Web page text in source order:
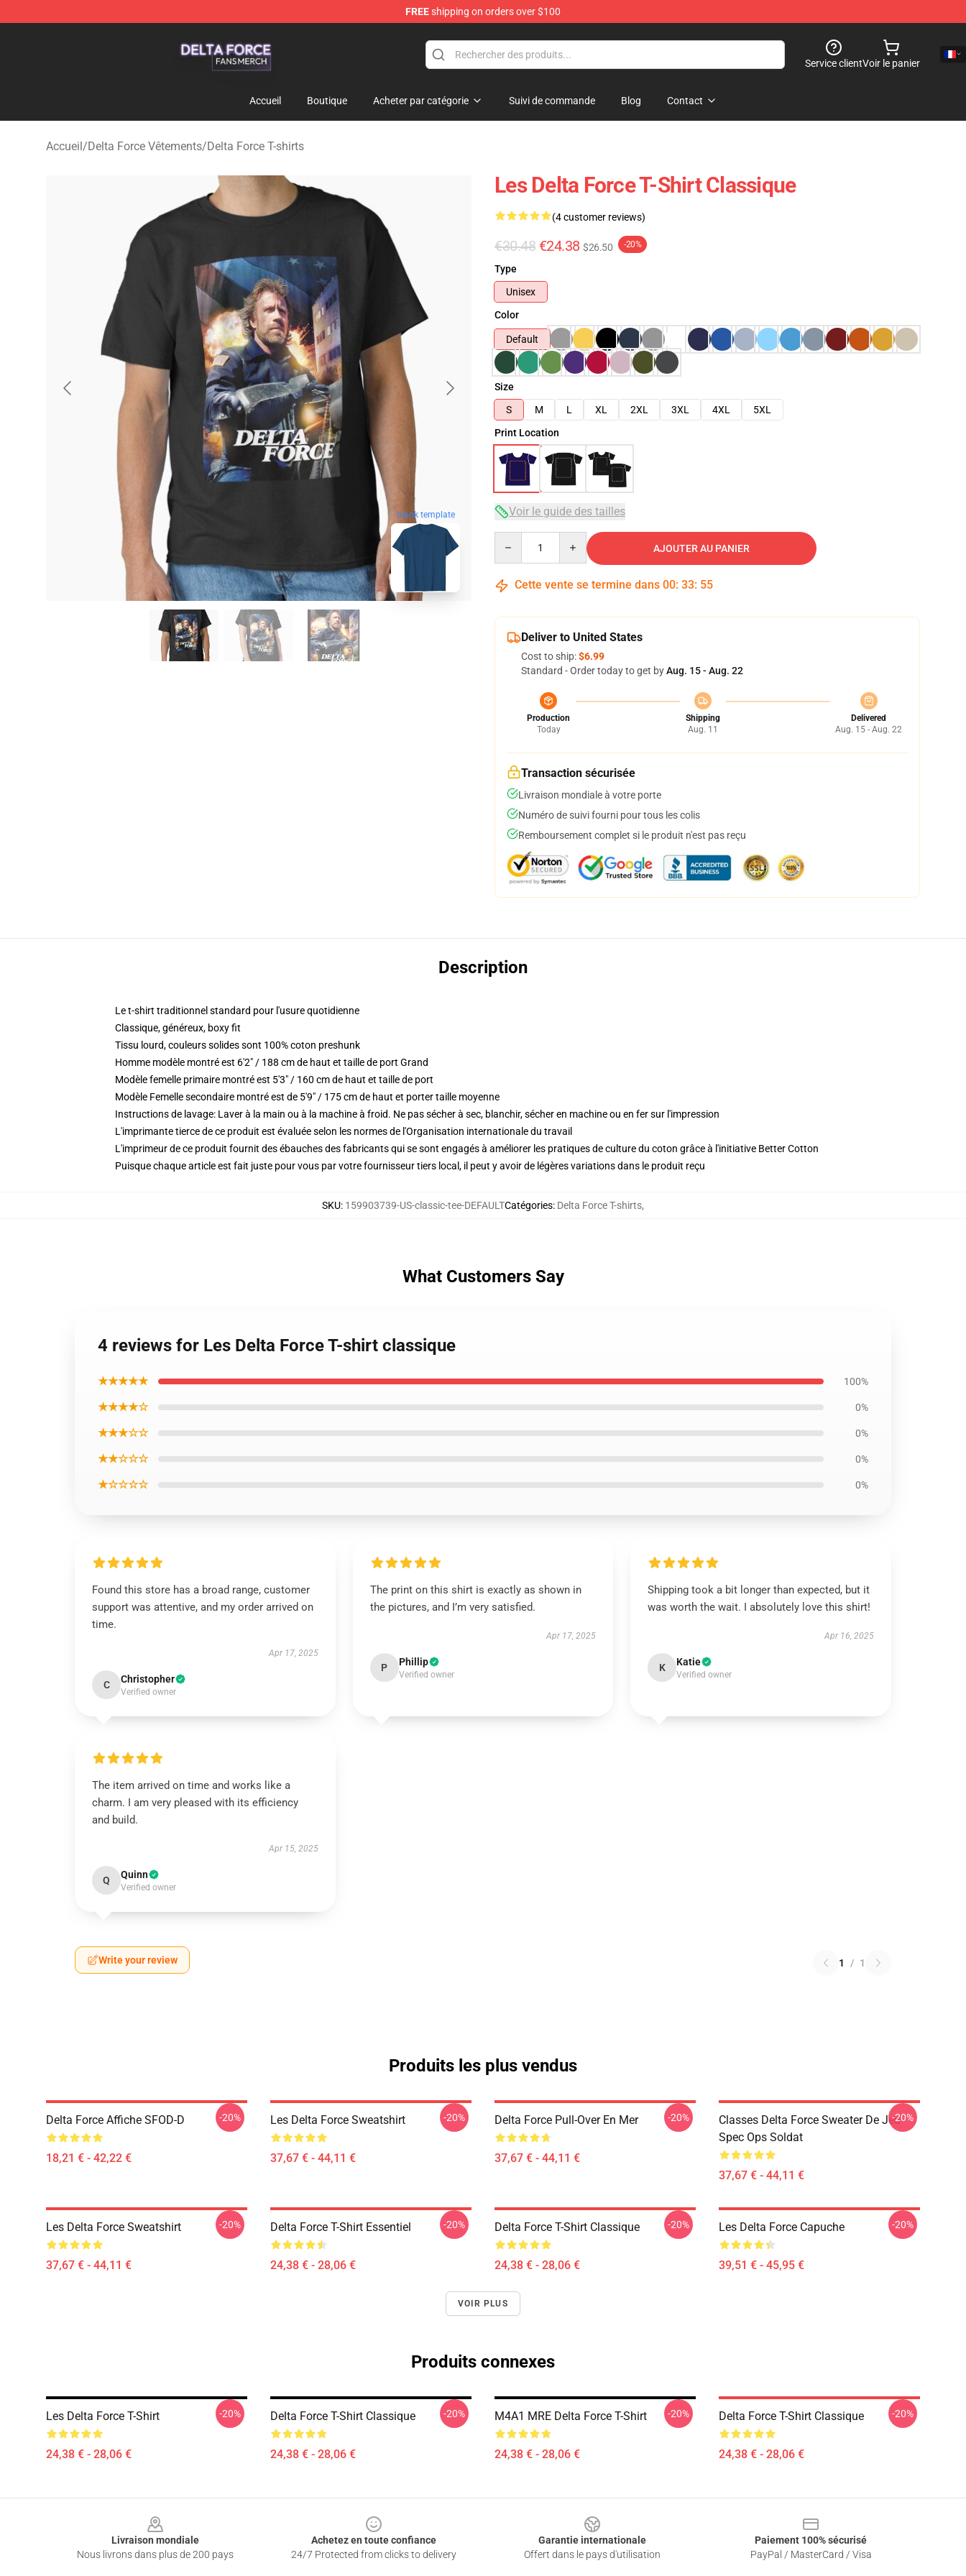
FREEshipping on orders over $100
Service clientVoir le panier
Accueil Boutique Acheter par catégorie Suivi de commande Blog Contact
Accueil/Delta Force Vêtements/Delta Force T-shirts
blank template
Les Delta Force T-Shirt Classique
(4 customer reviews)
€30.48 €24.38 $26.50 -20%
Type
Unisex
Color
Default
Size
S
M L XL 2XL 3XL 4XL
5XL
Print Location
Voir le guide des tailles
AJOUTER AU PANIER
Cette vente se termine dans 00: 33: 54
Deliver to United States
Cost to ship:$6.99
Standard - Order today to get byAug. 15 - Aug. 22
Production
Today
Shipping
Aug. 11
Delivered
Aug. 15 - Aug. 22
Transaction sécurisée
Livraison mondiale à votre porte
Numéro de suivi fourni pour tous les colis
Remboursement complet si le produit n'est pas reçu
Description
Le t-shirt traditionnel standard pour l'usure quotidienne
Classique, généreux, boxy fit
Tissu lourd, couleurs solides sont 100% coton preshunk
Homme modèle montré est 6'2" / 188 cm de haut et taille de port Grand
Modèle femelle primaire montré est 5'3" / 160 cm de haut et taille de port
Modèle Femelle secondaire montré est de 5'9" / 175 cm de haut et porter taille moyenne
Instructions de lavage: Laver à la main ou à la machine à froid. Ne pas sécher à sec, blanchir, sécher en machine ou en fer sur l'impression
L'imprimante tierce de ce produit est évaluée selon les normes de l'Organisation internationale du travail
L'imprimeur de ce produit fournit des ébauches des fabricants qui se sont engagés à améliorer les pratiques de culture du coton grâce à l'initiative Better Cotton
Puisque chaque article est fait juste pour vous par votre fournisseur tiers local, il peut y avoir de légères variations dans le produit reçu
SKU: 159903739-US-classic-tee-DEFAULTCatégories: Delta Force T-shirts,
What Customers Say
4 reviews for Les Delta Force T-shirt classique
★★★★★ 100%
★★★★☆ 0%
★★★☆☆ 0%
★★☆☆☆ 0%
★☆☆☆☆ 0%
Found this store has a broad range, customer
support was attentive, and my order arrived on
time.
Apr 17, 2025
C Christopher
Verified owner
The print on this shirt is exactly as shown in
the pictures, and I’m very satisfied.
Apr 17, 2025
P Phillip
Verified owner
Shipping took a bit longer than expected, but it
was worth the wait. I absolutely love this shirt!
Apr 16, 2025
K Katie
Verified owner
The item arrived on time and works like a
charm. I am very pleased with its efficiency
and build.
Apr 15, 2025
Q Quinn
Verified owner
Write your review 1 / 1
Produits les plus vendus
Delta Force Affiche SFOD-D
18,21 € - 42,22 €
-20% Les Delta Force Sweatshirt
37,67 € - 44,11 €
-20% Delta Force Pull-Over En Mer
37,67 € - 44,11 €
-20%
Classes Delta Force Sweater De Jeu
Spec Ops Soldat
37,67 € - 44,11 €
-20%
Les Delta Force Sweatshirt
37,67 € - 44,11 €
-20% Delta Force T-Shirt Essentiel
24,38 € - 28,06 €
-20% Delta Force T-Shirt Classique
24,38 € - 28,06 €
-20% Les Delta Force Capuche
39,51 € - 45,95 €
-20%
VOIR PLUS
Produits connexes
Les Delta Force T-Shirt
24,38 € - 28,06 €
-20% Delta Force T-Shirt Classique
24,38 € - 28,06 €
-20% M4A1 MRE Delta Force T-Shirt
24,38 € - 28,06 €
-20% Delta Force T-Shirt Classique
24,38 € - 28,06 €
-20%
Livraison mondiale
Nous livrons dans plus de 200 pays
Achetez en toute confiance
24/7 Protected from clicks to delivery
Garantie internationale
Offert dans le pays d'utilisation
Paiement 100% sécurisé
PayPal / MasterCard / Visa